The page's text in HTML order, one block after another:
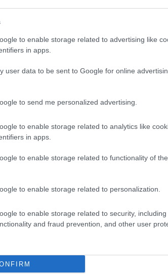
to enable storage related to advertising like
in apps.
user data to be sent to Google for online
to send me personalized advertising.
to enable storage related to analytics like
in apps.
to enable storage related to functionality of
to enable storage related to personalization.
to enable storage related to security, including
and fraud prevention, and other user
un Comunicato Stampa|Pubblicità|